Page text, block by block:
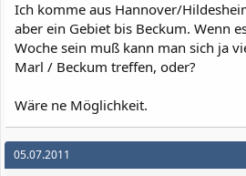
Ich komme aus Hannover/
aber ein Gebiet bis Beckum. Wenn
Woche sein muß kann man sich ja
Marl / Beckum treffen, oder?
Wäre ne Möglichkeit.
05.07.2011